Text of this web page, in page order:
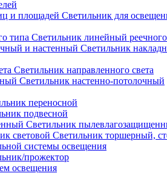
Светильник для
Светильник линейный
Светильник
Светильник направленного света
Светильник настенно-потолочный
переносной
подвесной
Светильник
Светильник торшерный,
системы освещения
прожектор
освещения